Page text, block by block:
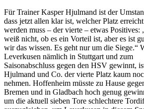
Für Trainer Kasper Hjulmand ist der
dass jetzt allen klar ist, welcher Platz erreicht
werden muss – der vierte – etwas Positives:
weiß nicht, ob es ein Vorteil ist, aber es ist
wir das wissen. Es geht nur um die Siege.“
Leverkusen nämlich in Stuttgart und zum
Saisonabschluss gegen den HSV gewinnt,
Hjulmand und Co. der vierte Platz kaum
nehmen. Hoffenheim müsste zu Hause
Bremen und in Gladbach hoch genug
um die aktuell sieben Tore schlechtere